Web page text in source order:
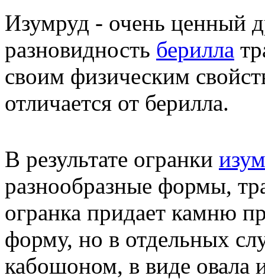
Изумруд - очень ценный
разновидность берилла
своим физическим
отличается от берилла.
В результате огранки
разнообразные формы,
огранка придает камню
форму, но в отдельных
кабошоном, в виде овала